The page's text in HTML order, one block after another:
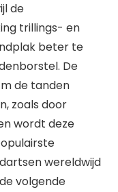
de
trillings- en
beter te
De
de tanden
zoals door
wordt deze
wereldwijd
volgende